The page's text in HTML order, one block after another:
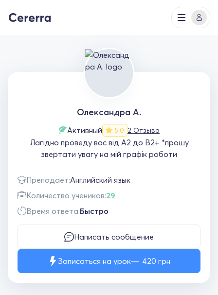
Олександра А.
Активный 5.0 2 Отзыва
Лагідно проведу вас від А2 до В2+ *прошу
звертати увагу на мій графік роботи
Преподает:Английский язык
Количество учеников:29
Время ответа:Быстро
Написать сообщение
Записаться на урок 420 грн